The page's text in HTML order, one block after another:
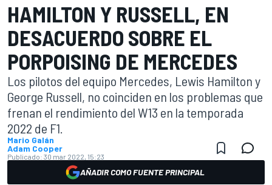
HAMILTON Y RUSSELL, EN
DESACUERDO SOBRE EL
PORPOISING DE MERCEDES
Los pilotos del equipo Mercedes, Lewis Hamilton y
George Russell, no coinciden en los problemas que
frenan el rendimiento del W13 en la temporada
2022 de F1.
Mario Galán
Adam Cooper
Publicado: 30 mar 2022, 15:23
AÑADIR COMO FUENTE PRINCIPAL